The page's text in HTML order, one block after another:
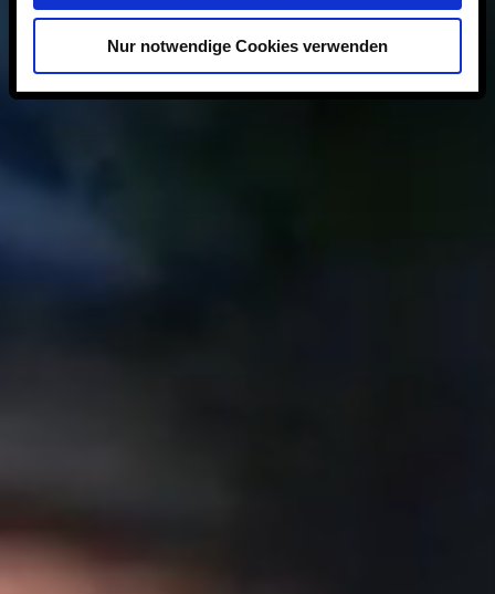
Nur notwendige Cookies verwenden